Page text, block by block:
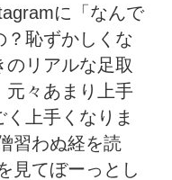
に「なんで
？恥ずかしくな
のリアルな足取
元々あまり上手
上手くなりま
習わぬ経を読
見てぼーっとし